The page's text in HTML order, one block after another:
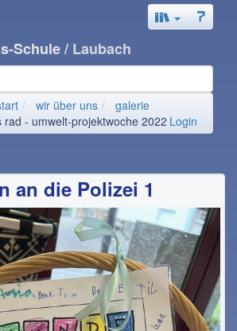
Schule/ Laubach
wir über uns
galerie
rad - umwelt-projektwoche 2022 Login
an die Polizei 1